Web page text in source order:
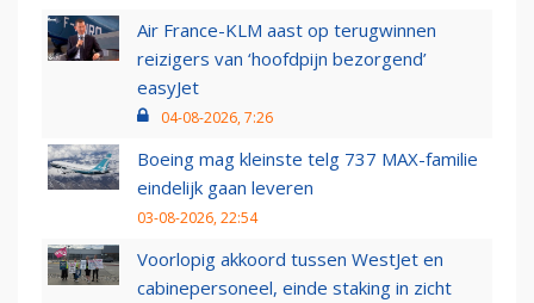
Air France-KLM aast op terugwinnen
reizigers van ‘hoofdpijn bezorgend’
easyJet
04-08-2026, 7:26
Boeing mag kleinste telg 737 MAX-familie
eindelijk gaan leveren
03-08-2026, 22:54
Voorlopig akkoord tussen WestJet en
cabinepersoneel, einde staking in zicht